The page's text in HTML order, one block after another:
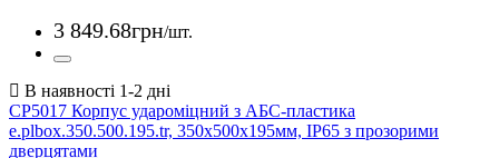
3 849.68грн/шт.
CP5017 Корпус удароміцний з АБС-пластика
e.plbox.350.500.195.tr, 350х500х195мм, IP65 з прозорими
дверцятами